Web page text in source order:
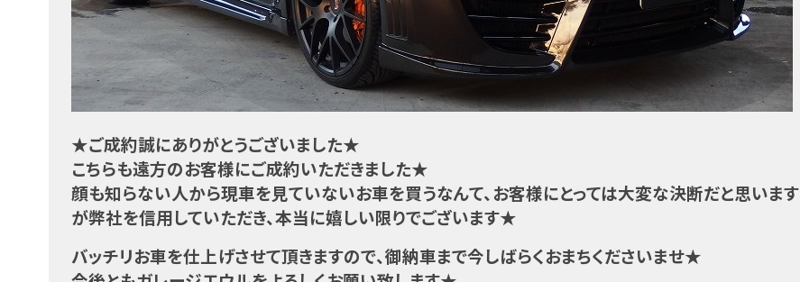
★ご成約誠にありがとうございました★
こちらも遠方のお客様にご成約いただきました★
顔も知らない人から現車を見ていないお車を買うなんて、お客様にとっては大変な決断だと思います
が弊社を信用していただき、本当に嬉しい限りでございます★
バッチリお車を仕上げさせて頂きますので、御納車まで今しばらくおまちくださいませ★